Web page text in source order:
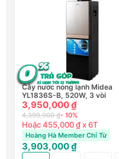
Cây nước nóng lạnh Midea
YL1836S-B, 520W, 3 vòi
3,950,000 ₫
4,399,000 ₫- 10%
Hoặc 455,000 ₫ x 6T
Hoàng Hà Member Chỉ Từ
3,903,000 ₫